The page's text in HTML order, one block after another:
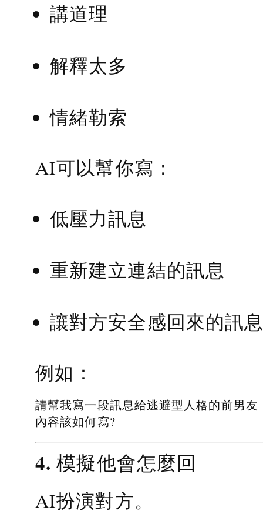
講道理
解釋太多
情緒勒索
AI可以幫你寫：
低壓力訊息
重新建立連結的訊息
讓對方安全感回來的訊
例如：
請幫我寫一段訊息給逃避型人格的前男友
內容該如何寫?
4. 模擬他會怎麼回
AI扮演對方。